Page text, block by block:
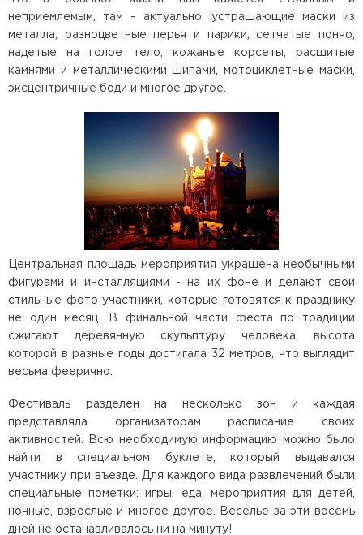
неприемлемым, там - актуально: устрашающие маски из
металла, разноцветные перья и парики, сетчатые пончо,
надетые на голое тело, кожаные корсеты, расшитые
камнями и металлическими шипами, мотоциклетные маски,
эксцентричные боди и многое другое.
Центральная площадь мероприятия украшена необычными
фигурами и инсталляциями - на их фоне и делают свои
стильные фото участники, которые готовятся к празднику
не один месяц. В финальной части феста по традиции
сжигают деревянную скульптуру человека, высота
которой в разные годы достигала 32 метров, что выглядит
весьма феерично.
Фестиваль разделен на несколько зон и каждая
представляла организаторам расписание своих
активностей. Всю необходимую информацию можно было
найти в специальном буклете, который выдавался
участнику при въезде. Для каждого вида развлечений были
специальные пометки: игры, еда, мероприятия для детей,
ночные, взрослые и многое другое. Веселье за эти восемь
дней не останавливалось ни на минуту!